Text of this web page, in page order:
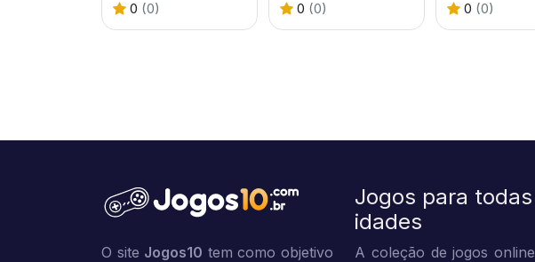
0 (0) 0 (0) 0 (0)
O site Jogos10 tem como objetivo
Jogos para
idades
A coleção de jogos